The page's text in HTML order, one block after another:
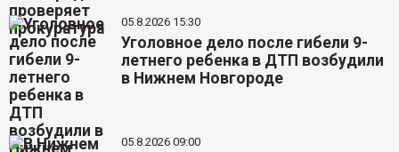
05.8.2026 15:30
Уголовное дело после гибели 9-
летнего ребенка в ДТП возбудили
в Нижнем Новгороде
05.8.2026 09:00